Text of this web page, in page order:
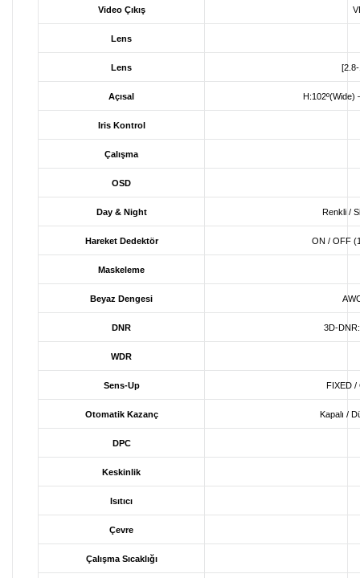
Video Çıkış
Lens
Lens
Açısal H:102º(Wide)
Iris Kontrol
Çalışma
OSD
Day & Night Renkli /
Hareket Dedektör ON / OFF
Maskeleme
Beyaz Dengesi
DNR 3D-
WDR
Sens-Up FIXED /
Otomatik Kazanç Kapalı /
DPC
Keskinlik
Isıtıcı
Çevre
Çalışma Sıcaklığı